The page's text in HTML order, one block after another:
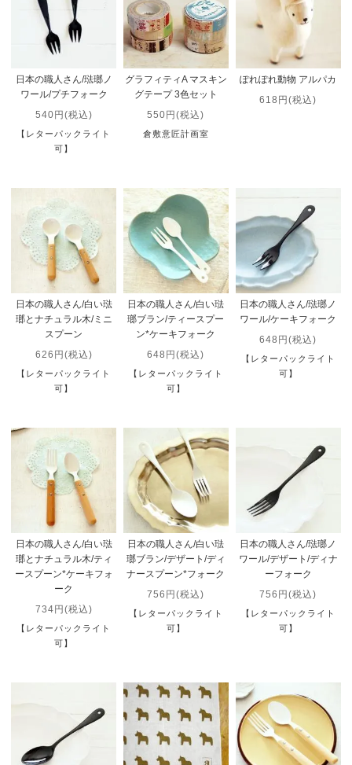
日本の職人さん/琺瑯ノ
ワール/プチフォーク
540円(税込)
【レターパックライト
可】
グラフィティA マスキン
グテープ 3色セット
550円(税込)
倉敷意匠計画室
ぽれぽれ動物 アルパカ
618円(税込)
日本の職人さん/白い琺
瑯とナチュラル木/ミニ
スプーン
626円(税込)
【レターパックライト
可】
日本の職人さん/白い琺
瑯ブラン/ティースプー
ン*ケーキフォーク
648円(税込)
【レターパックライト
可】
日本の職人さん/琺瑯ノ
ワール/ケーキフォーク
648円(税込)
【レターパックライト
可】
日本の職人さん/白い琺
瑯とナチュラル木/ティ
ースプーン*ケーキフォ
ーク
734円(税込)
【レターパックライト
可】
日本の職人さん/白い琺
瑯ブラン/デザート/ディ
ナースプーン*フォーク
756円(税込)
【レターパックライト
可】
日本の職人さん/琺瑯ノ
ワール/デザート/ディナ
ーフォーク
756円(税込)
【レターパックライト
可】